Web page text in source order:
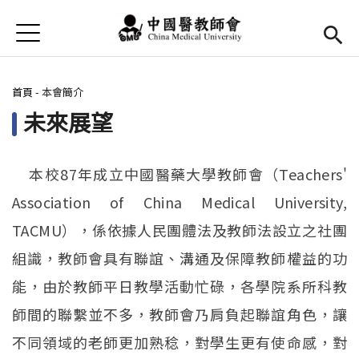
首頁
最新消息
Open submenu (本會簡介)
本會簡介
Open submenu (法規辦法)
法規辦法
Open
現任幹部
活動花絮
Open submenu (會議記錄)
會議記錄
表單及退撫金
Jump to Navigation
Jump to Main content
您在這裡
首頁 - 本會簡介
未來展望
本校87年成立中國醫藥大學教師會（Teachers'
Association of China Medical University,
TACMU），係依據人民團體法及教師法設立之社團
組識，教師會具有聯誼、溝通及保障教師權益的功
能，由於教師平日教學活動忙碌，各學院系所科教
師間的聯繫並不多，教師會乃肩負起聯誼角色，讓
不同領域的老師更加熟稔，對學生更有使命感，對